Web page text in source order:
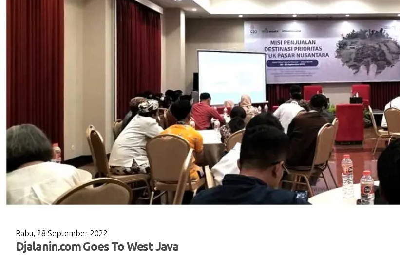
Rabu, 28 September 2022
Djalanin.com Goes To West Java